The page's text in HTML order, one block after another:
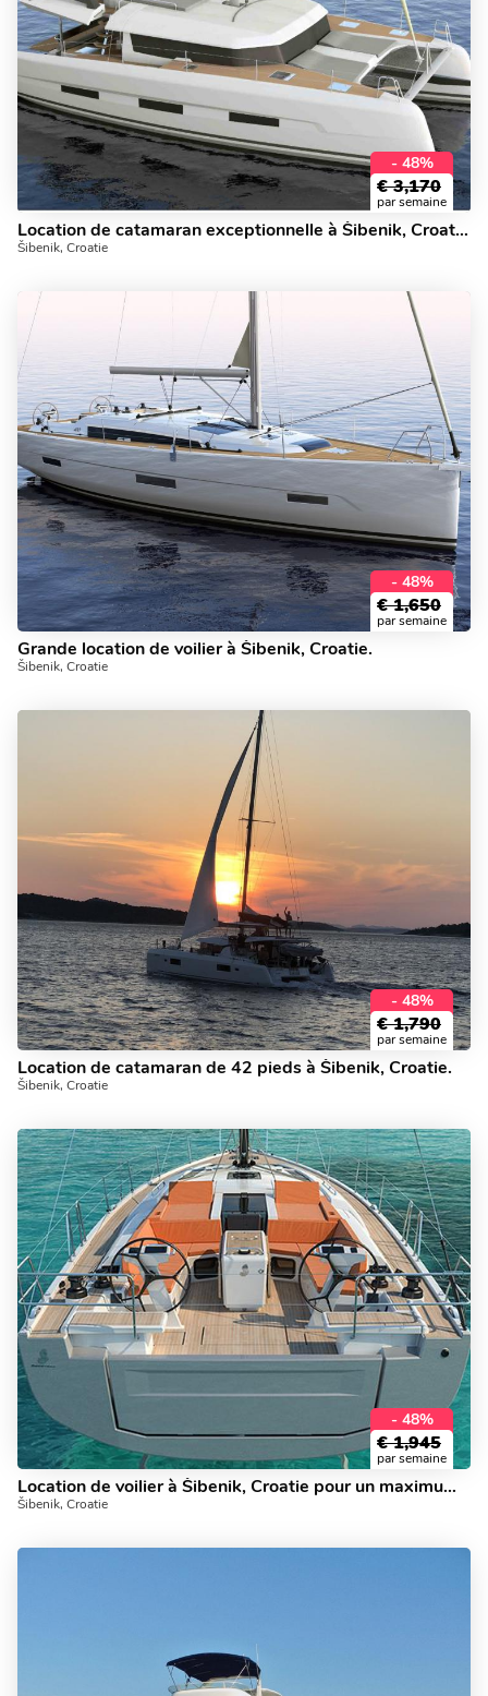
- 48%
€ 3,170
par semaine
Location de catamaran exceptionnelle à Šibenik, Croatie.
Šibenik, Croatie
- 48%
€ 1,650
par semaine
Grande location de voilier à Šibenik, Croatie.
Šibenik, Croatie
- 48%
€ 1,790
par semaine
Location de catamaran de 42 pieds à Šibenik, Croatie.
Šibenik, Croatie
- 48%
€ 1,945
par semaine
Location de voilier à Šibenik, Croatie pour un maximum de 10 personnes.
Šibenik, Croatie